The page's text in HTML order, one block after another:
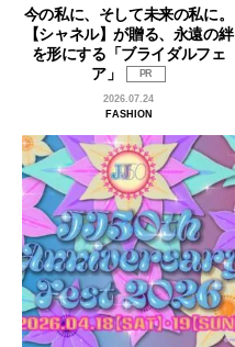
今の私に、そして未来の私に。
【シャネル】が贈る、永遠の絆
を形にする「ブライダルフェ
ア」
PR
2026.07.24
FASHION